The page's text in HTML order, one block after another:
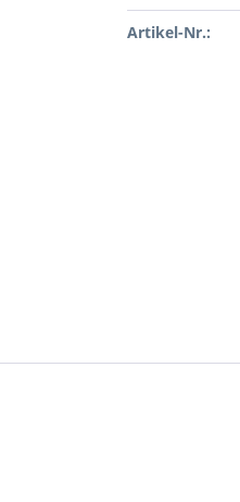
Artikel-Nr.: